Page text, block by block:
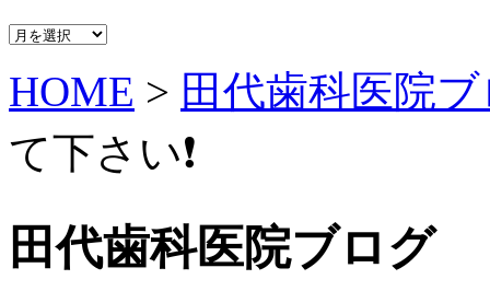
ア
カ
イ
HOME > 田代歯科医院
て下さい❗️
田代歯科医院ブログ